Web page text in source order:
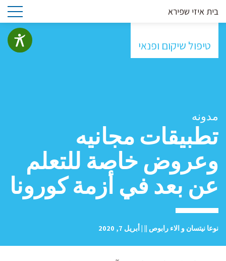
בית איזי שפירא
טיפול שיקום ופנאי
مدونه
تطبيقات مجانيه
وعروض خاصة للتعلم
عن بعد في أزمة كورونا
نوعا نيتسان و الاء رابوص || | أبريل 7, 2020